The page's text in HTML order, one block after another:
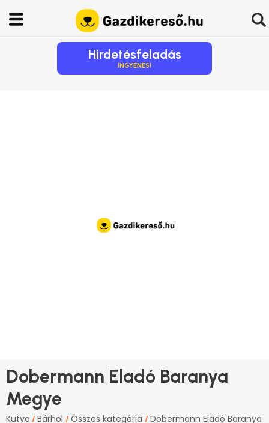
Hirdetésfeladás
INGYENES!
Dobermann Eladó Baranya
Megye
Kutya / Bárhol / Összes kategória / Dobermann Eladó Baranya